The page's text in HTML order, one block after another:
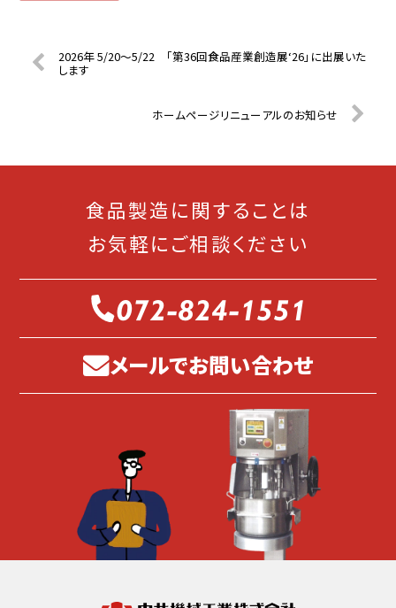
2026年 5/20〜5/22 「第36回食品産業創造展‘26」に出展いた
します
ホームページリニューアルのお知らせ
食品製造に関することは
お気軽にご相談ください
072-824-1551
メールでお問い合わせ